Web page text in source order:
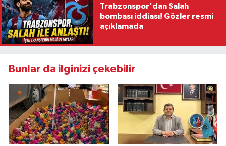
Trabzonspor'dan Salah
bombası iddiası! Gözler resmi
açıklamada
Bunlar da ilginizi çekebilir